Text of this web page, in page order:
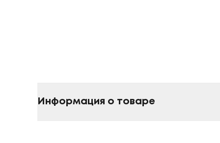
Информация о товаре